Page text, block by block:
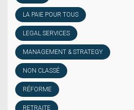
LA PAIE POUR TOUS
LEGAL SERVICES
MANAGEMENT & STRATEGY
NON CLASSÉ
RÉFORME
RETRAITE